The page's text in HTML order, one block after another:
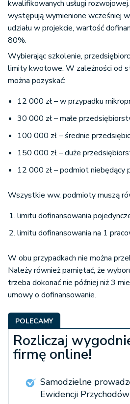
kwalifikowanych usługi
występują wymienione wcześniej
udziału w projekcie, wartość
80%.
Wybierając szkolenie,
limity kwotowe. W zależności od
można pozyskać:
12 000 zł – w przypadku
30 000 zł – małe
100 000 zł – średnie
150 000 zł – duże
12 000 zł – podmiot niebędący
Wszystkie ww. podmioty muszą
limitu dofinansowania
limitu dofinansowania na 1
W obu przypadkach nie można
Należy również pamiętać, że
trzeba dokonać nie później niż 3
umowy o dofinansowanie.
POLECAMY
Rozliczaj
firmę online!
Samodzielne
Ewidencji Przychodów